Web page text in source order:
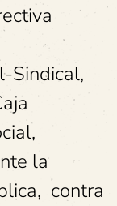
Sindical,
la
contra